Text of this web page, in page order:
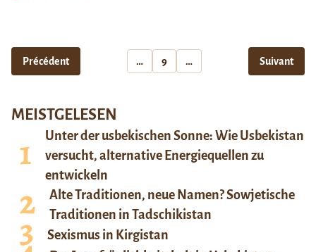
Précédent … 9 … Suivant
MEISTGELESEN
Unter der usbekischen Sonne: Wie Usbekistan
versucht, alternative Energiequellen zu
entwickeln
Alte Traditionen, neue Namen? Sowjetische
Traditionen in Tadschikistan
Sexismus in Kirgistan